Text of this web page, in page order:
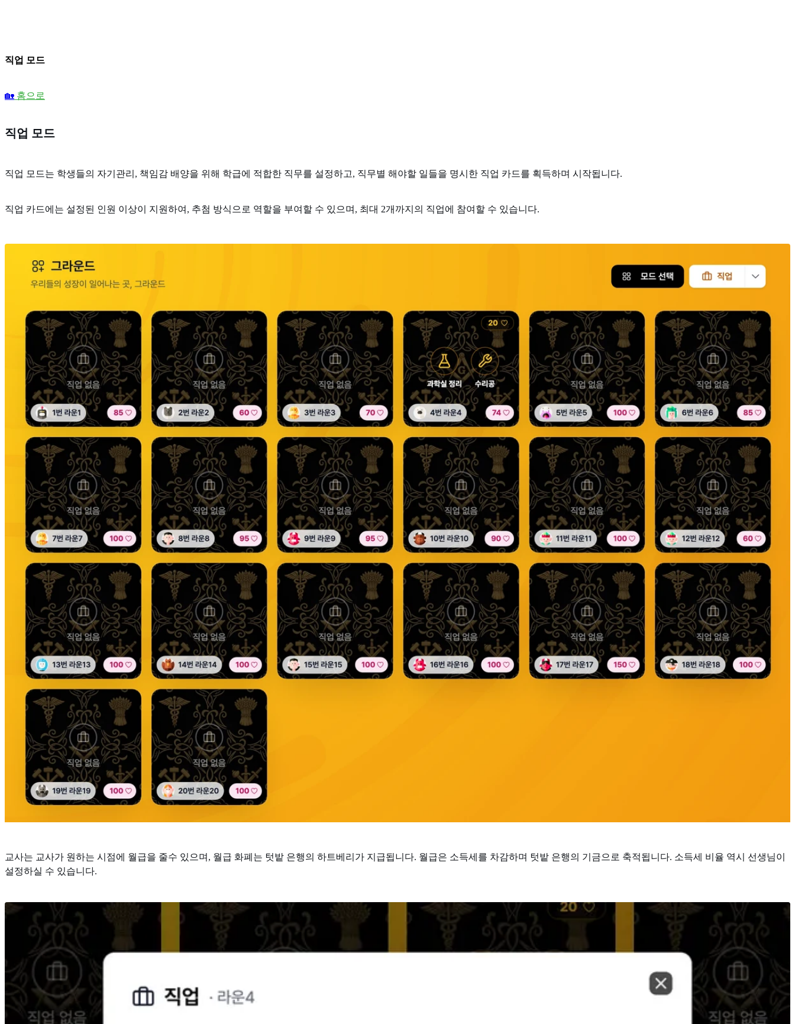
직업 모드
🏡 홈으로
직업 모드
직업 모드는 학생들의 자기관리, 책임감 배양을 위해 학급에 적합한 직무를 설정하고, 직무별 해야할 일들을 명시한 직업 카드를 획득하며 시작됩니다.
직업 카드에는 설정된 인원 이상이 지원하여, 추첨 방식으로 역할을 부여할 수 있으며, 최대 2개까지의 직업에 참여할 수 있습니다.
교사는 교사가 원하는 시점에 월급을 줄수 있으며, 월급 화폐는 텃밭 은행의 하트베리가 지급됩니다. 월급은 소득세를 차감하며 텃밭 은행의 기금으로 축적됩니다. 소득세 비율 역시 선생님이
설정하실 수 있습니다.